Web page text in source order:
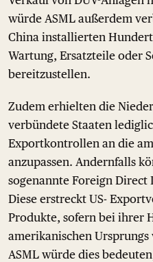
würde ASML außerdem
China installierten
Wartung, Ersatzteile oder
bereitzustellen.
Zudem erhielten die
verbündete Staaten
Exportkontrollen an die
anzupassen. Andernfalls
sogenannte Foreign Direct
Diese erstreckt US-
Produkte, sofern bei ihrer
amerikanischen
ASML würde dies